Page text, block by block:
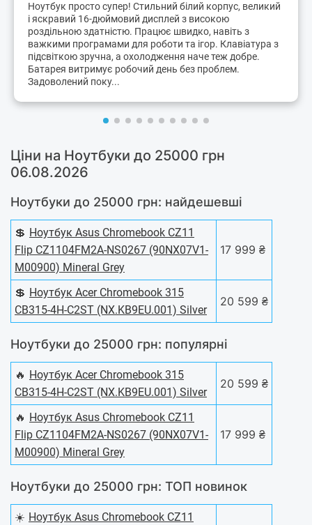
Ноутбук просто супер! Стильний білий корпус, великий
і яскравий 16-дюймовий дисплей з високою
роздільною здатністю. Працює швидко, навіть з
важкими програмами для роботи та ігор. Клавіатура з
підсвіткою зручна, а охолодження наче теж добре.
Батарея витримує робочий день без проблем.
Задоволений поку...
Ціни на Ноутбуки до 25000 грн
06.08.2026
Ноутбуки до 25000 грн: найдешевші
💲 Ноутбук Asus Chromebook CZ11
Flip CZ1104FM2A-NS0267 (90NX07V1-
M00900) Mineral Grey
17 999 ₴
💲 Ноутбук Acer Chromebook 315
CB315-4H-C2ST (NX.KB9EU.001) Silver
20 599 ₴
Ноутбуки до 25000 грн: популярні
🔥 Ноутбук Acer Chromebook 315
CB315-4H-C2ST (NX.KB9EU.001) Silver
20 599 ₴
🔥 Ноутбук Asus Chromebook CZ11
Flip CZ1104FM2A-NS0267 (90NX07V1-
M00900) Mineral Grey
17 999 ₴
Ноутбуки до 25000 грн: ТОП новинок
☀️ Ноутбук Asus Chromebook CZ11